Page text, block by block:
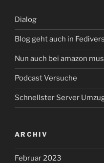
Dialog
Blog geht auch in
Nun auch bei amazon
Podcast Versuche
Schnellster Server
ARCHIV
Februar 2023